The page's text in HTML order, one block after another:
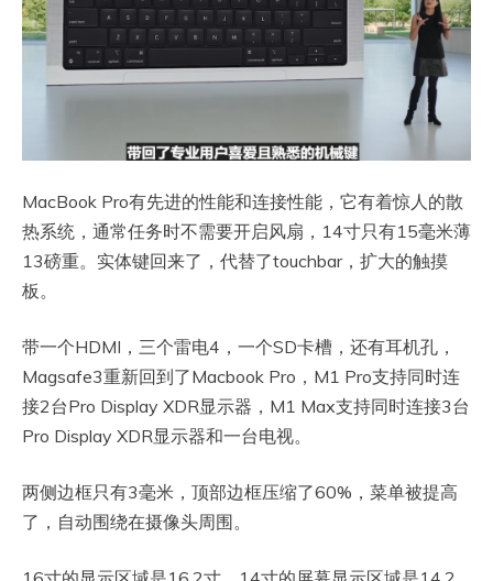
MacBook Pro有先进的性能和连接性能，它有着惊人的散
热系统，通常任务时不需要开启风扇，14寸只有15毫米薄
13磅重。实体键回来了，代替了touchbar，扩大的触摸
板。
带一个HDMI，三个雷电4，一个SD卡槽，还有耳机孔，
Magsafe3重新回到了Macbook Pro，M1 Pro支持同时连
接2台Pro Display XDR显示器，M1 Max支持同时连接3台
Pro Display XDR显示器和一台电视。
两侧边框只有3毫米，顶部边框压缩了60%，菜单被提高
了，自动围绕在摄像头周围。